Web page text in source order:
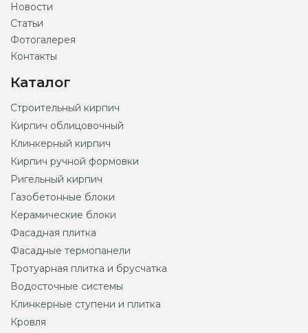
Новости
Статьи
Фотогалерея
Контакты
Каталог
Строительный кирпич
Кирпич облицовочный
Клинкерный кирпич
Кирпич ручной формовки
Ригельный кирпич
Газобетонные блоки
Керамические блоки
Фасадная плитка
Фасадные термопанели
Тротуарная плитка и брусчатка
Водосточные системы
Клинкерные ступени и плитка
Кровля